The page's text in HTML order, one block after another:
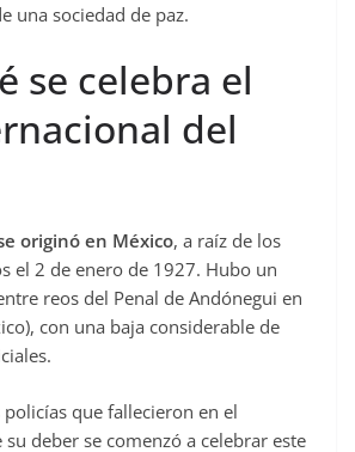
una sociedad de paz.
se celebra el
del
originó en México, a raíz de los
el 2 de enero de 1927. Hubo un
reos del Penal de Andónegui en
con una baja considerable de
que fallecieron en el
deber se comenzó a celebrar este